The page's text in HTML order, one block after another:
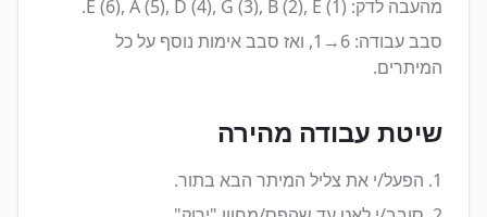
מהעבה לדק: E (6), A (5), D (4), G (3), B (2), E (1).
סבב עבודה: 6→1, ואז סבב אימות נוסף על כל
המיתרים.
שיטת עבודה מהירה
הפעל/י את צליל המיתר הבא בתור.